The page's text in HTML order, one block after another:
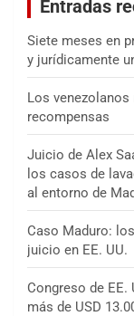
Entradas
Siete meses en
y jurídicamente
Los venezolanos
recompensas
Juicio de Alex
los casos de
al entorno de
Caso Maduro:
juicio en EE. UU.
Congreso de
más de USD